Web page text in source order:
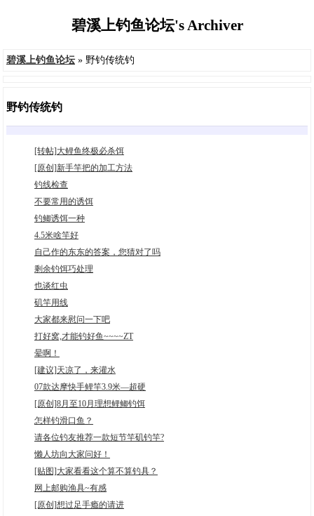
碧溪上钓鱼论坛's Archiver
碧溪上钓鱼论坛» 野钓传统钓
野钓传统钓
[转帖]大鲤鱼终极必杀饵
[原创]新手竿把的加工方法
钓线检查
不要常用的诱饵
钓鲫诱饵一种
4.5米啥竿好
自己作的东东的答案，您猜对了吗
剩余钓饵巧处理
也谈红虫
矶竿用线
大家都来慰问一下吧
打好窝,才能钓好鱼~~~~ZT
晕啊！
[建议]天凉了，来灌水
07款达摩快手鲤竿3.9米—超硬
[原创]8月至10月理想鲤鲫钓饵
怎样钓滑口鱼？
请各位钓友推荐一款短节竿矶钓竿?
懒人坊向大家问好！
[贴图]大家看看这个算不算钓具？
网上邮购渔具~有感
[原创]想过足手瘾的请进